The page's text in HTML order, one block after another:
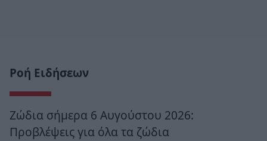
Ροή Ειδήσεων
Ζώδια σήμερα 6 Αυγούστου 2026:
Προβλέψεις για όλα τα ζώδια